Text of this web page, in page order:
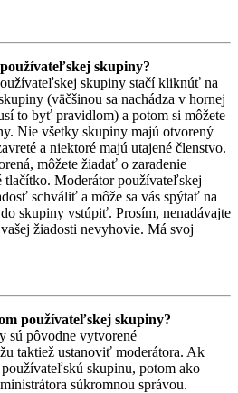
skupiny?
skupiny stačí kliknúť na
(väčšinou sa nachádza v hornej
to byť pravidlom) a potom si môžete
Nie všetky skupiny majú otvorený
a niektoré majú utajené členstvo.
môžete žiadať o zaradenie
tlačítko. Moderátor používateľskej
schváliť a môže sa vás spýtať na
skupiny vstúpiť. Prosím, nenadávajte
žiadosti nevyhovie. Má svoj
používateľskej skupiny?
sú pôvodne vytvorené
taktiež ustanoviť moderátora. Ak
skupinu, potom ako
súkromnou správou.